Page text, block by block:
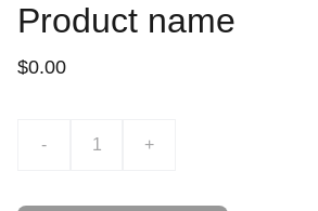
Product name
$0.00
- +